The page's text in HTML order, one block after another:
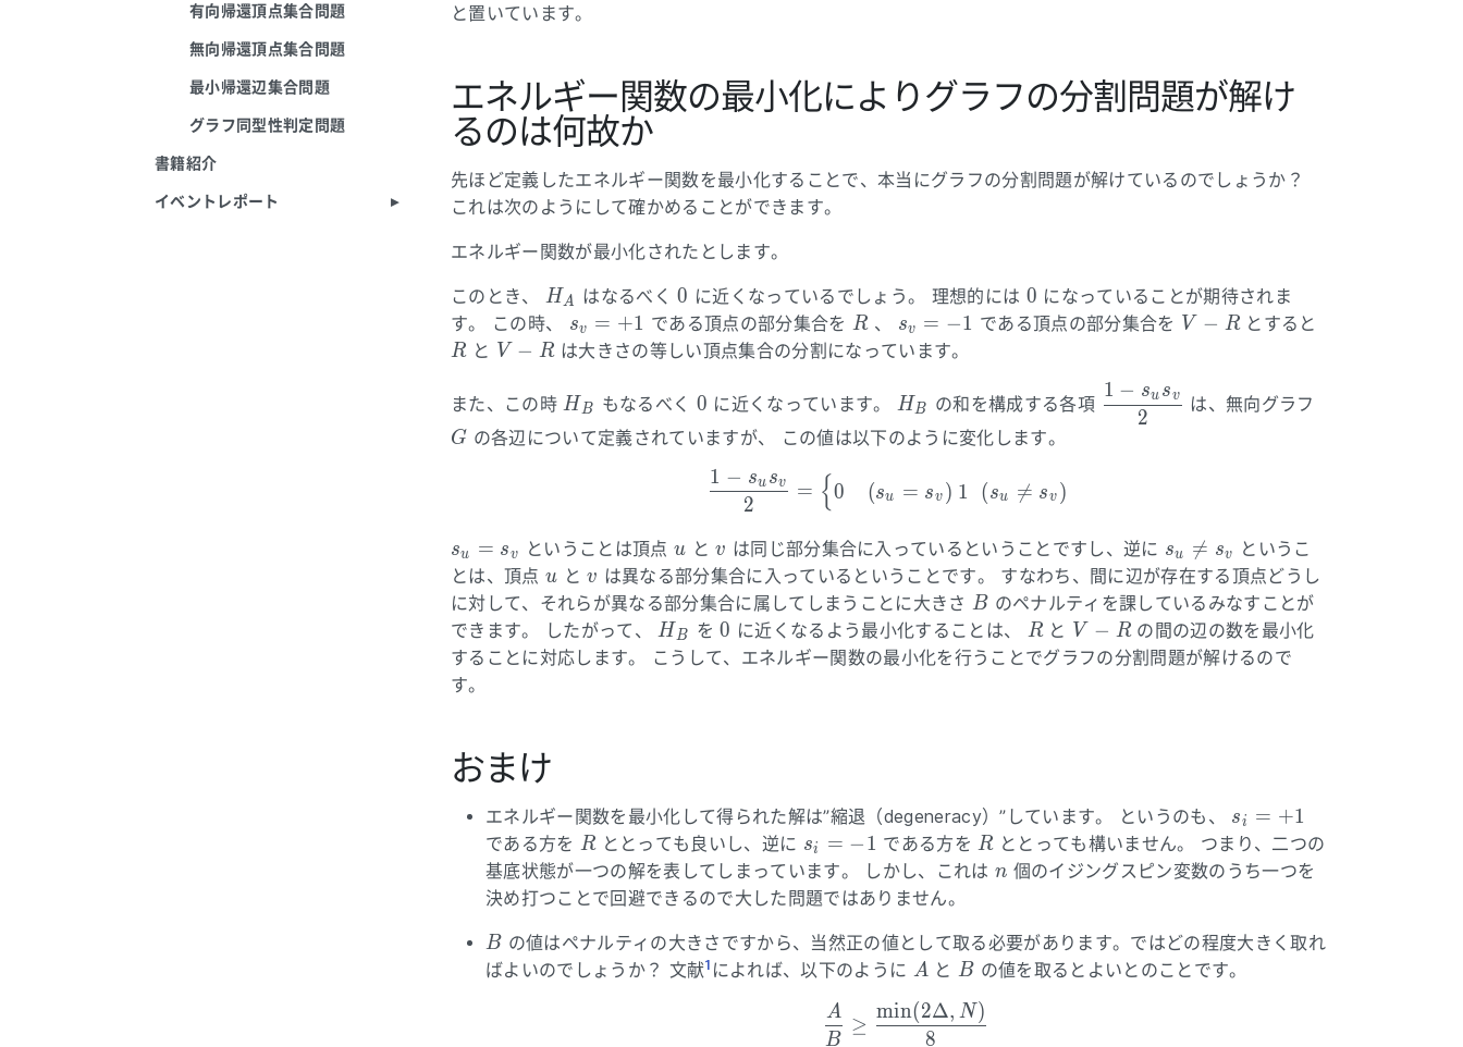
有向帰還頂点集合問題
無向帰還頂点集合問題
最小帰還辺集合問題
グラフ同型性判定問題
書籍紹介
イベントレポート
と置いています。
エネルギー関数の最小化によりグラフの分割問題が解け
るのは何故か
先ほど定義したエネルギー関数を最小化することで、本当にグラフの分割問題が解けているのでしょうか？
これは次のようにして確かめることができます。
エネルギー関数が最小化されたとします。
このとき、 H_A
HA はなるべく 0
0 に近くなっているでしょう。 理想的には 0
0 になっていることが期待されま
す。 この時、
s_v
=
sv = +1 である頂点の部分集合を R
R 、
s_v
=
sv = −1 である頂点の部分集合を V
V − R とすると
R と V-
V − R は大きさの等しい頂点集合の分割になっています。
また、この時 H_B
HB もなるべく 0
0 に近くなっています。 H_B
HB の和を構成する各項 \displaystyle
\frac{1 - s_u
2
1 − su sv は、無向グラフ
G の各辺について定義されていますが、 この値は以下のように変化します。
\begin{aligned} \frac{1 - s_u s_v}{2} = \begin{cases} 0 &
2
1 − su sv = {0 (su = sv ) 1 (su 
= sv )
s_u
=
s_v
su = sv ということは頂点 u
u と v
v は同じ部分集合に入っているということですし、逆に s_u
\neq
s_v
su 
= sv
というこ
とは、頂点 u
u と v
v は異なる部分集合に入っているということです。 すなわち、間に辺が存在する頂点どうし
に対して、それらが異なる部分集合に属してしまうことに大きさ B
B のペナルティを課しているみなすことが
できます。 したがって、
H_B
HB を 0
0 に近くなるよう最小化することは、 R
R と V-
R
V − R の間の辺の数を最小化
することに対応します。 こうして、エネルギー関数の最小化を行うことでグラフの分割問題が解けるので
す。
おまけ
エネルギー関数を最小化して得られた解は”縮退（degeneracy）”しています。 というのも、
s_i
=
+1
si = +1
である方を R
R ととっても良いし、逆に s_i=-1
si = −1 である方を R
R ととっても構いません。 つまり、二つの
基底状態が一つの解を表してしまっています。 しかし、これは n
n 個のイジングスピン変数のうち一つを
決め打つことで回避できるので大した問題ではありません。
B
B の値はペナルティの大きさですから、当然正の値として取る必要があります。ではどの程度大きく取れ
ばよいのでしょうか？ 文献1 によれば、以下のように A
A と B
B の値を取るとよいとのことです。
\frac{A}{B} \ge \frac{\min (2 \Delta, N)}{8}
B
A
≥
8
min(2Δ, N )